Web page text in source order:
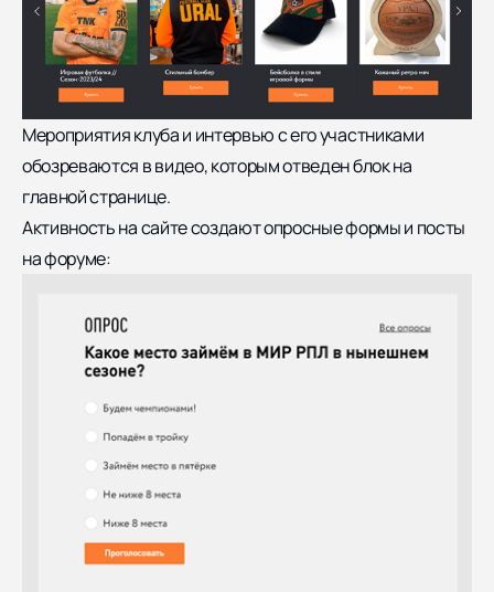
Мероприятия клуба и интервью с его участниками
обозреваются в видео, которым отведен блок на
главной странице.
Активность на сайте создают опросные формы и посты
на форуме: